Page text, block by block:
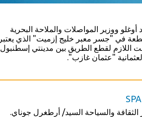
ووزير المواصلات والملاحة البحرية
قطعة في "جسر معبر خليج إزميت" الذي يعتبر
اللازم لقطع الطريق بين مدينتي إسطنبول
"عثمان غازب".